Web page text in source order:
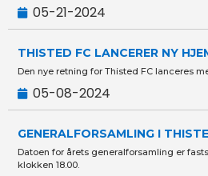
05-21-2024
THISTED FC LANCERER NY
Den nye retning for Thisted FC lanceres
05-08-2024
GENERALFORSAMLING I
Datoen for årets generalforsamling er
klokken 18.00.